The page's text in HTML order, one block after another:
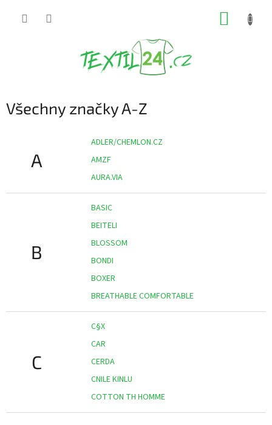
Všechny značky A-Z
A
ADLER/CHEMLON.CZ
AMZF
AURA.VIA
B
BASIC
BEITELI
BLOSSOM
BONDI
BOXER
BREATHABLE COMFORTABLE
C
C§X
CAR
CERDA
CNILE KINLU
COTTON TH HOMME